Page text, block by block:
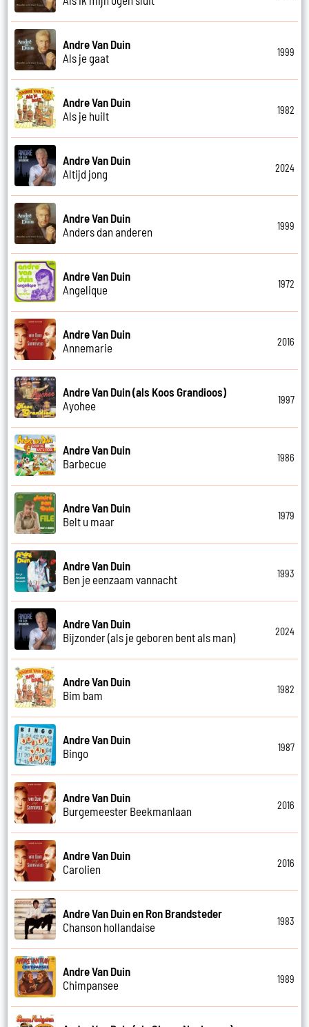
Andre Van Duin
Als je gaat
1999
Andre Van Duin
Als je huilt
1982
Andre Van Duin
Altijd jong
2024
Andre Van Duin
Anders dan anderen
1999
Andre Van Duin
Angelique
1972
Andre Van Duin
Annemarie
2016
Andre Van Duin (als Koos Grandioos)
Ayohee
1997
Andre Van Duin
Barbecue
1986
Andre Van Duin
Belt u maar
1979
Andre Van Duin
Ben je eenzaam vannacht
1993
Andre Van Duin
Bijzonder (als je geboren bent als man)
2024
Andre Van Duin
Bim bam
1982
Andre Van Duin
Bingo
1987
Andre Van Duin
Burgemeester Beekmanlaan
2016
Andre Van Duin
Carolien
2016
Andre Van Duin en Ron Brandsteder
Chanson hollandaise
1983
Andre Van Duin
Chimpansee
1989